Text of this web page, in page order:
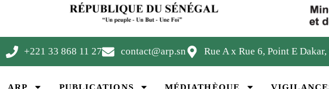
+221 33 868 11 27 contact@arp.sn Rue A x Rue 6, Point E Dakar,
ARP PUBLICATIONS MÉDIATHÈQUE